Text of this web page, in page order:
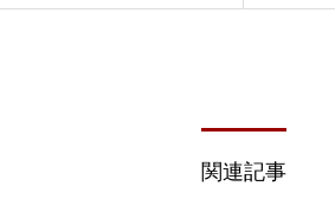
関連記事